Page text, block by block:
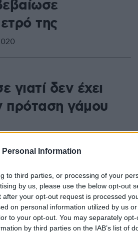
Personal Information
to third parties, or processing of your
by us, please use the below opt-out
your opt-out request is processed
on personal information utilized by us
to your opt-out. You may separately
by third parties on the IAB’s list of
της
γιατί δεν έχει
πρόταση γάμου
Μπέρι στον
ακριβώς ανήκω»
Βαν Χαντ η Χολιγουντιανή